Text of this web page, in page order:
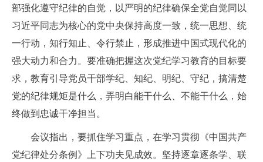
部强化遵守纪律的自觉，以严明的纪律确保全党自觉同以
习近平同志为核心的党中央保持高度一致，统一思想、统
一行动，知行知止、令行禁止，形成推进中国式现代化的
强大动力和合力。要准确把握这次党纪学习教育的目标要
求，教育引导党员干部学纪、知纪、明纪、守纪，搞清楚
党的纪律规矩是什么，弄明白能干什么、不能干什么，始
终做到忠诚干净担当。
会议指出，要抓住学习重点，在学习贯彻《中国共产
党纪律处分条例》上下功夫见成效。坚持逐章逐条学、联